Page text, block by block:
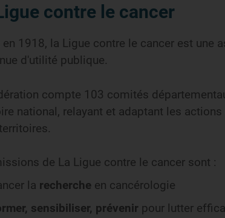
contre le cancer
en 1918, la Ligue contre le cancer est une
d'utilité publique.
compte 103 comités
national, relayant et adaptant les actions
de La Ligue contre le cancer sont :
la recherche en cancérologie
sensibiliser, prévenir pour lutter